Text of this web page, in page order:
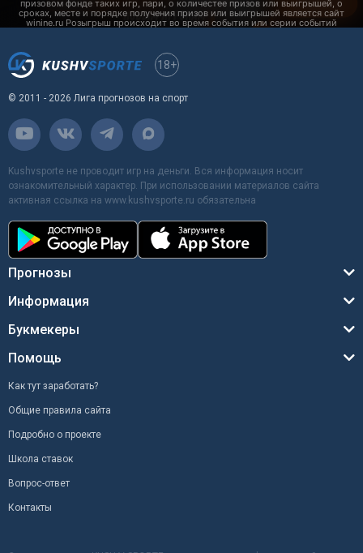
18+
© 2011 - 2026 Лига прогнозов на спорт
Kushvsporte не проводит игр на деньги. Вся информация носит
ознакомительный характер. При использовании материалов сайта
активная ссылка на www.kushvsporte.ru обязательна
Прогнозы
Информация
Букмекеры
Помощь
Как тут заработать?
Общие правила сайта
Подробно о проекте
Школа ставок
Вопрос-ответ
Контакты